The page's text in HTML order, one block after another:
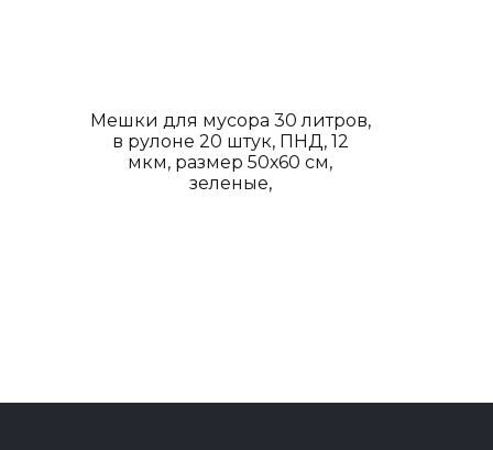
Мешки для мусора 30 литров,
в рулоне 20 штук, ПНД, 12
мкм, размер 50х60 см,
зеленые,